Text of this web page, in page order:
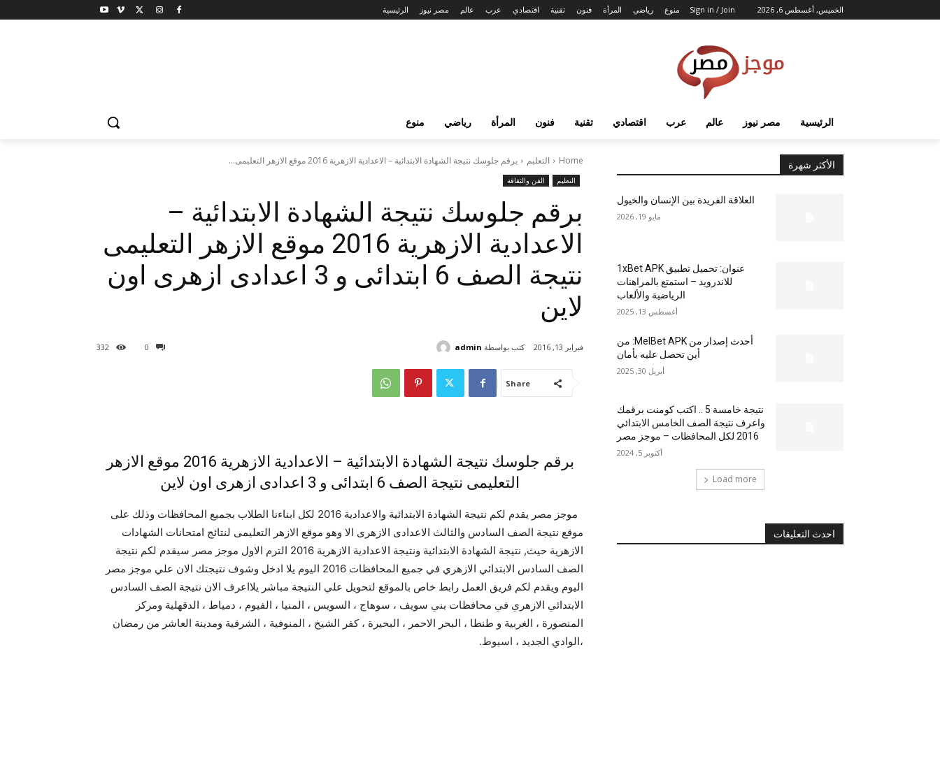
الخميس, أغسطس 6, 2026 Sign in / Join الرئيسية مصر نيوز عالم عرب اقتصادي تقنية فنون المرأة رياضي منوع
الرئيسية مصر نيوز عالم عرب اقتصادي تقنية فنون المرأة رياضي منوع
Home التعليم برقم جلوسك نتيجة الشهادة الابتدائية – الاعدادية الازهرية 2016 موقع الازهر التعليمى...
التعليم الفن والثقافة
برقم جلوسك نتيجة الشهادة الابتدائية –
الاعدادية الازهرية 2016 موقع الازهر التعليمى
نتيجة الصف 6 ابتدائى و 3 اعدادى ازهرى اون
لاين
0
332 فبراير 13, 2016 كتب بواسطة admin
Share
برقم جلوسك نتيجة الشهادة الابتدائية – الاعدادية الازهرية 2016 موقع الازهر
التعليمى نتيجة الصف 6 ابتدائى و 3 اعدادى ازهرى اون لاين
موجز مصر يقدم لكم نتيجة الشهادة الابتدائية والاعدادية 2016 لكل ابناءنا الطلاب بجميع المحافظات وذلك على
موقع نتيجة الصف السادس والثالث الاعدادى الازهرى الا وهو موقع الازهر التعليمى لنتائج امتحانات الشهادات
الازهرية حيث, نتيجة الشهادة الابتدائية ونتيجة الاعدادية الازهرية 2016 الترم الاول موجز مصر سيقدم لكم نتيجة
الصف السادس الابتدائي الازهري في جميع المحافظات 2016 اليوم يلا ادخل وشوف نتيجتك الان علي موجز مصر
اليوم ويقدم لكم فريق العمل رابط خاص بالموقع لتحويل علي النتيجة مباشر يلااعرف الان نتيجة الصف السادس
الابتدائي الازهري في محافظات بني سويف ، سوهاج ، السويس ، المنيا ، الفيوم ، دمياط ، الدقهلية ومركز
المنصورة ، الغربية و طنطا ، البحر الاحمر ، البحيرة ، كفر الشيخ ، المنوفية ، الشرقية ومدينة العاشر من رمضان
،الوادي الجديد ، اسيوط.
الأكثر شهرة
العلاقة الفريدة بين الإنسان والخيول
مايو 19, 2026
عنوان: تحميل تطبيق 1xBet APK
للاندرويد – استمتع بالمراهنات
الرياضية والألعاب
أغسطس 13, 2025
أحدث إصدار من MelBet APK: من
أين تحصل عليه بأمان
أبريل 30, 2025
نتيجة خامسة 5 .. اكتب كومنت برقمك
واعرف نتيجة الصف الخامس الابتدائي
2016 لكل المحافظات – موجز مصر
أكتوبر 5, 2024
Load more
احدث التعليقات